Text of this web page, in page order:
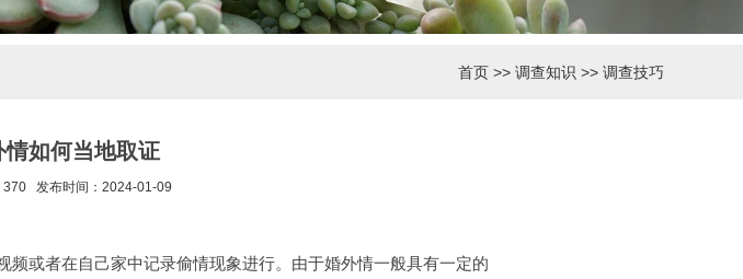
首页 >> 调查知识 >> 调查技巧
情如何当地取证
370 发布时间：2024-01-09
或者在自己家中记录偷情现象进行。由于婚外情一般具有一定的